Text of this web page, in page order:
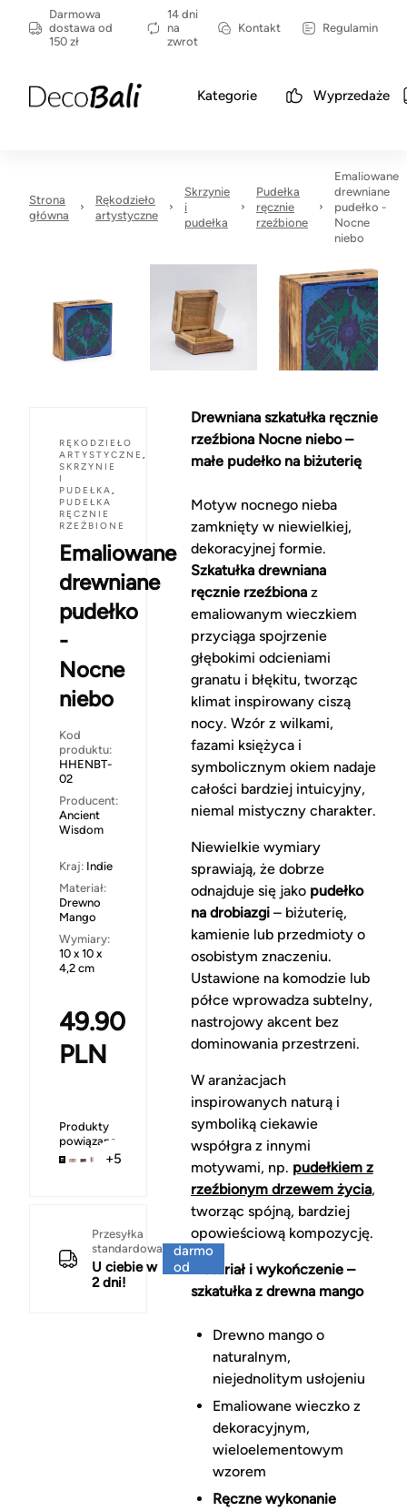
Darmowa
dostawa od
150 zł
14 dni
na
zwrot
Kontakt Regulamin
Kategorie Wyprzedaże
Strona
główna
Rękodzieło
artystyczne
Skrzynie
i
pudełka
Pudełka
ręcznie
rzeźbione
Emaliowane
drewniane
pudełko -
Nocne
niebo
RĘKODZIEŁO
ARTYSTYCZNE ,
SKRZYNIE
I
PUDEŁKA,
PUDEŁKA
RĘCZNIE
RZEŹBIONE
Emaliowane
drewniane
pudełko
-
Nocne
niebo
Kod
produktu:
HHENBT-
02
Producent:
Ancient
Wisdom
Kraj: Indie
Materiał:
Drewno
Mango
Wymiary:
10 x 10 x
4,2 cm
49.90
PLN
Produkty
powiązane
+5
Przesyłka
standardowa
U ciebie w
2 dni!
darmo
od
150 zł
Drewniana szkatułka ręcznie
rzeźbiona Nocne niebo –
małe pudełko na biżuterię
Motyw nocnego nieba
zamknięty w niewielkiej,
dekoracyjnej formie.
Szkatułka drewniana
ręcznie rzeźbionaz
emaliowanym wieczkiem
przyciąga spojrzenie
głębokimi odcieniami
granatu i błękitu, tworząc
klimat inspirowany ciszą
nocy. Wzór z wilkami,
fazami księżyca i
symbolicznym okiem nadaje
całości bardziej intuicyjny,
niemal mistyczny charakter.
Niewielkie wymiary
sprawiają, że dobrze
odnajduje się jako pudełko
na drobiazgi– biżuterię,
kamienie lub przedmioty o
osobistym znaczeniu.
Ustawione na komodzie lub
półce wprowadza subtelny,
nastrojowy akcent bez
dominowania przestrzeni.
W aranżacjach
inspirowanych naturą i
symboliką ciekawie
współgra z innymi
motywami, np. pudełkiem z
rzeźbionym drzewem życia,
tworząc spójną, bardziej
opowieściową kompozycję.
Materiał i wykończenie –
szkatułka z drewna mango
Drewno mango o
naturalnym,
niejednolitym usłojeniu
Emaliowane wieczko z
dekoracyjnym,
wieloelementowym
wzorem
Ręczne wykonanie